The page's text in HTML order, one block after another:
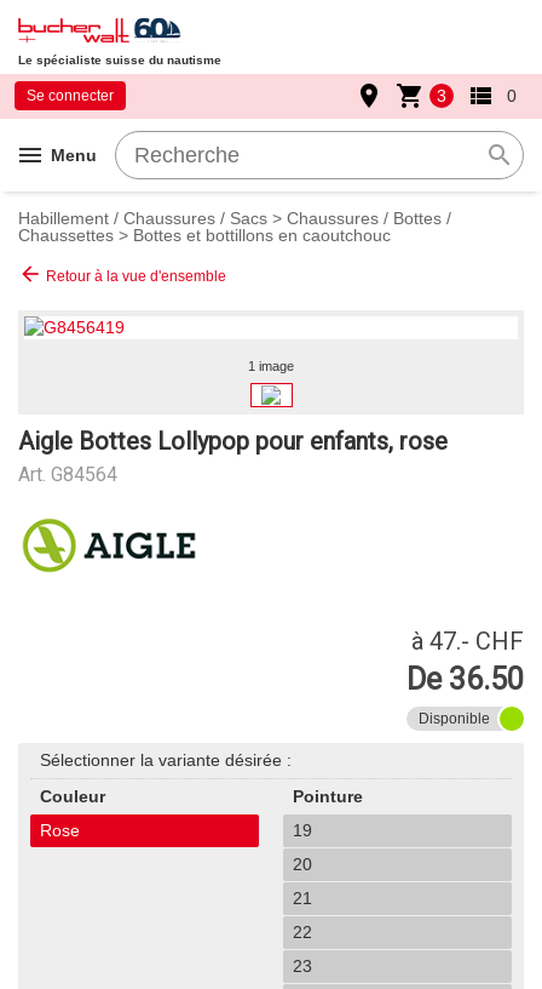
Le spécialiste suisse du nautisme
menu Menu search
Se connecter place shopping_cart 3 view_list 0
Habillement / Chaussures / Sacs > Chaussures / Bottes /
Chaussettes > Bottes et bottillons en caoutchouc
arrow_back Retour à la vue d'ensemble
1 image
Aigle Bottes Lollypop pour enfants, rose
Art. G84564
à 47.- CHF
De 36.50
Disponible
Sélectionner la variante désirée :
Couleur
Rose
Pointure
19
20
21
22
23